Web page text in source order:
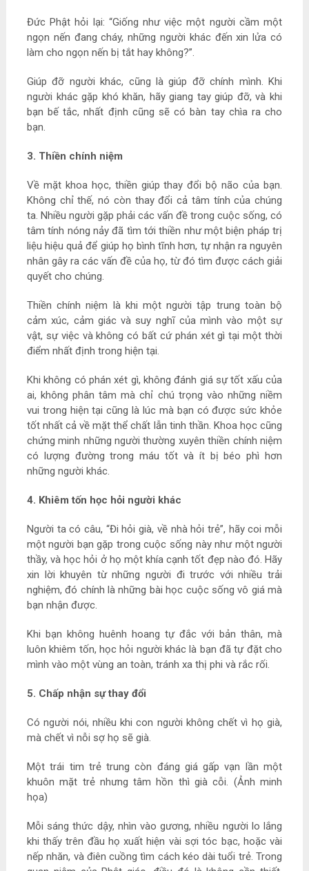
Đức Phật hỏi lại: “Giống như việc một người cầm một
ngọn nến đang cháy, những người khác đến xin lửa có
làm cho ngọn nến bị tắt hay không?”.
Giúp đỡ người khác, cũng là giúp đỡ chính mình. Khi
người khác gặp khó khăn, hãy giang tay giúp đỡ, và khi
bạn bế tắc, nhất định cũng sẽ có bàn tay chìa ra cho
bạn.
3. Thiền chính niệm
Về mặt khoa học, thiền giúp thay đổi bộ não của bạn.
Không chỉ thế, nó còn thay đổi cả tâm tính của chúng
ta. Nhiều người gặp phải các vấn đề trong cuộc sống, có
tâm tính nóng nảy đã tìm tới thiền như một biện pháp trị
liệu hiệu quả để giúp họ bình tĩnh hơn, tự nhận ra nguyên
nhân gây ra các vấn đề của họ, từ đó tìm được cách giải
quyết cho chúng.
Thiền chính niệm là khi một người tập trung toàn bộ
cảm xúc, cảm giác và suy nghĩ của mình vào một sự
vật, sự việc và không có bất cứ phán xét gì tại một thời
điểm nhất định trong hiện tại.
Khi không có phán xét gì, không đánh giá sự tốt xấu của
ai, không phân tâm mà chỉ chú trọng vào những niềm
vui trong hiện tại cũng là lúc mà bạn có được sức khỏe
tốt nhất cả về mặt thể chất lẫn tinh thần. Khoa học cũng
chứng minh những người thường xuyên thiền chính niệm
có lượng đường trong máu tốt và ít bị béo phì hơn
những người khác.
4. Khiêm tốn học hỏi người khác
Người ta có câu, “Đi hỏi già, về nhà hỏi trẻ”, hãy coi mỗi
một người bạn gặp trong cuộc sống này như một người
thầy, và học hỏi ở họ một khía cạnh tốt đẹp nào đó. Hãy
xin lời khuyên từ những người đi trước với nhiều trải
nghiệm, đó chính là những bài học cuộc sống vô giá mà
bạn nhận được.
Khi bạn không huênh hoang tự đắc với bản thân, mà
luôn khiêm tốn, học hỏi người khác là bạn đã tự đặt cho
mình vào một vùng an toàn, tránh xa thị phi và rắc rối.
5. Chấp nhận sự thay đổi
Có người nói, nhiều khi con người không chết vì họ già,
mà chết vì nỗi sợ họ sẽ già.
Một trái tim trẻ trung còn đáng giá gấp vạn lần một
khuôn mặt trẻ nhưng tâm hồn thì già cỗi. (Ảnh minh
họa)
Mỗi sáng thức dậy, nhìn vào gương, nhiều người lo lắng
khi thấy trên đầu họ xuất hiện vài sợi tóc bạc, hoặc vài
nếp nhăn, và điên cuồng tìm cách kéo dài tuổi trẻ. Trong